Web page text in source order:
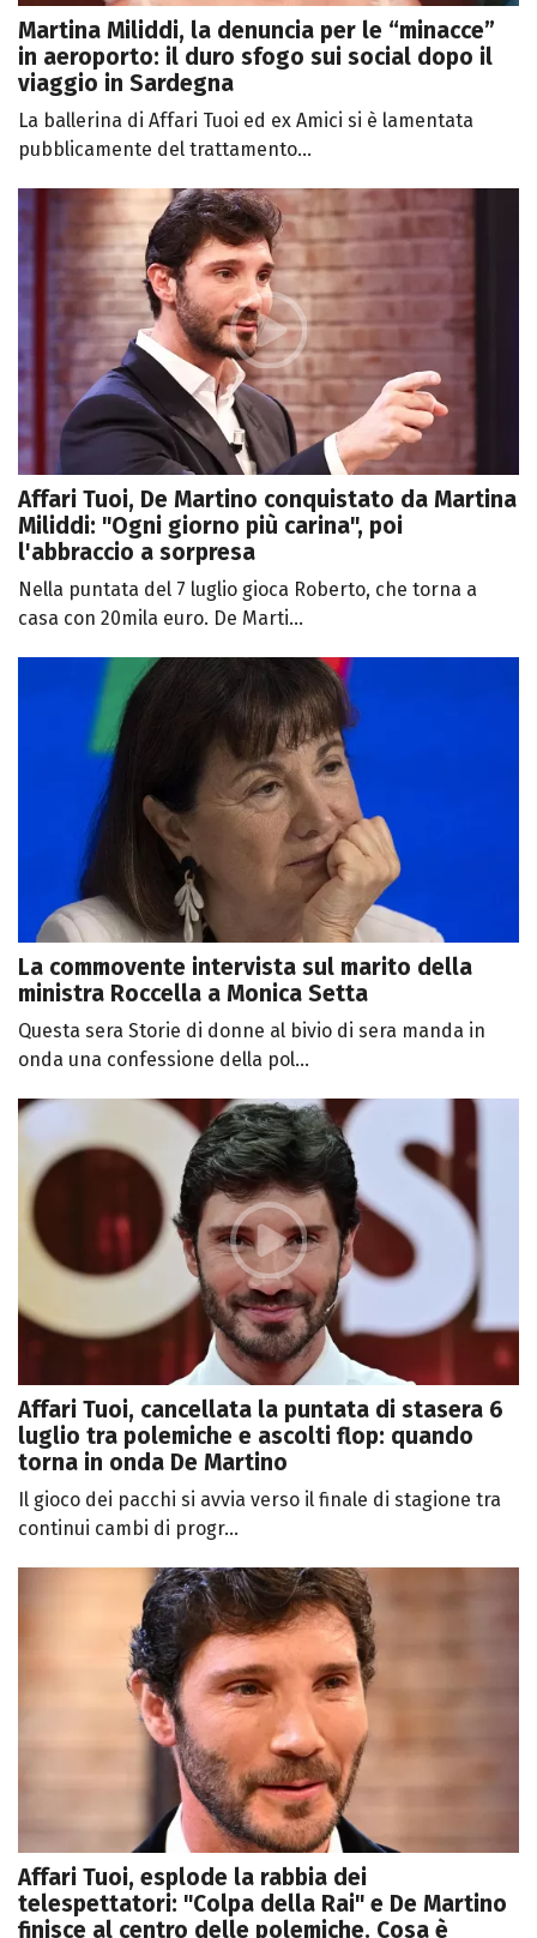
Martina Miliddi, la denuncia per le “minacce”
in aeroporto: il duro sfogo sui social dopo il
viaggio in Sardegna
La ballerina di Affari Tuoi ed ex Amici si è lamentata
pubblicamente del trattamento...
Affari Tuoi, De Martino conquistato da Martina
Miliddi: "Ogni giorno più carina", poi
l'abbraccio a sorpresa
Nella puntata del 7 luglio gioca Roberto, che torna a
casa con 20mila euro. De Marti...
La commovente intervista sul marito della
ministra Roccella a Monica Setta
Questa sera Storie di donne al bivio di sera manda in
onda una confessione della pol...
Affari Tuoi, cancellata la puntata di stasera 6
luglio tra polemiche e ascolti flop: quando
torna in onda De Martino
Il gioco dei pacchi si avvia verso il finale di stagione tra
continui cambi di progr...
Affari Tuoi, esplode la rabbia dei
telespettatori: "Colpa della Rai" e De Martino
finisce al centro delle polemiche. Cosa è